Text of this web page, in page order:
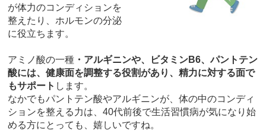
が体力のコンディションを
整えたり、ホルモンの分泌
に役立ちます。
アミノ酸の一種 ・アルギニンや、ビタミンB6、パントテン
酸には、健康面を調整する役割があり、精力に対する面で
もサポート します。
なかでもパントテン酸やアルギニンが、体の中のコンディ
ションを整える力は、40代前後で生活習慣病が気になり始
める方にとっても、嬉しいですね。